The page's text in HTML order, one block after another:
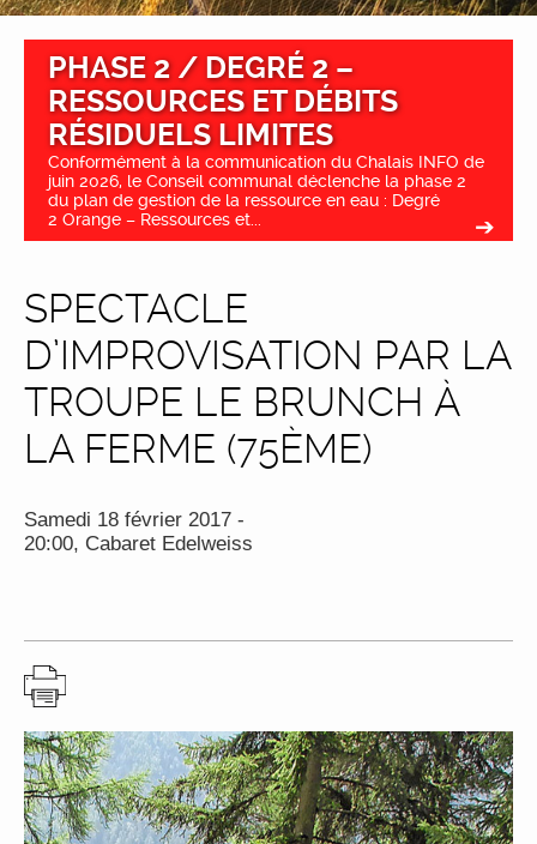
PHASE 2 / DEGRÉ 2 –
RESSOURCES ET DÉBITS
RÉSIDUELS LIMITES
Conformément à la communication du Chalais INFO de
juin 2026, le Conseil communal déclenche la phase 2
du plan de gestion de la ressource en eau : Degré
2 Orange – Ressources et...
SPECTACLE
D’IMPROVISATION PAR LA
TROUPE LE BRUNCH À
LA FERME (75ÈME)
Samedi 18 février 2017 -
20:00, Cabaret Edelweiss